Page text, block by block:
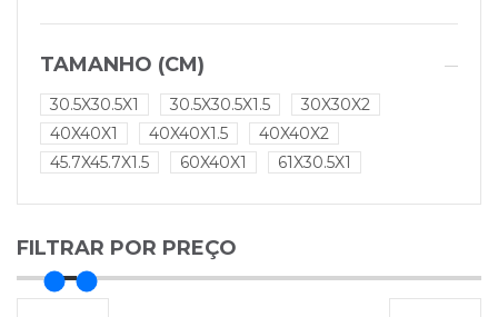
TAMANHO (CM)
30.5X30.5X1 30.5X30.5X1.5
30X30X2
40X40X1
40X40X1.5
40X40X2
45.7X45.7X1.5
60X40X1 61X30.5X1
FILTRAR POR PREÇO